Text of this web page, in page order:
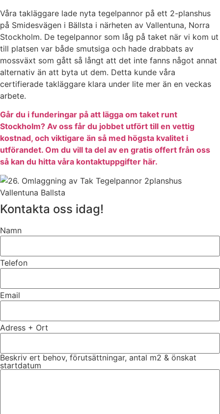
Våra takläggare lade nyta tegelpannor på ett 2-planshus
på Smidesvägen i Bällsta i närheten av Vallentuna, Norra
Stockholm. De tegelpannor som låg på taket när vi kom ut
till platsen var både smutsiga och hade drabbats av
mossväxt som gått så långt att det inte fanns något annat
alternativ än att byta ut dem. Detta kunde våra
certifierade takläggare klara under lite mer än en veckas
arbete.
Går du i funderingar på att lägga om taket runt
Stockholm? Av oss får du jobbet utfört till en vettig
kostnad, och viktigare än så med högsta kvalitet i
utförandet. Om du vill ta del av en gratis offert från oss
så kan du hitta våra kontaktuppgifter här.
Kontakta oss idag!
Namn
Telefon
Email
Adress + Ort
Beskriv ert behov, förutsättningar, antal m2 & önskat
startdatum